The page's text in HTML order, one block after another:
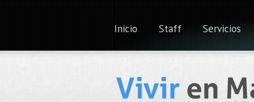
Inicio Staff Servicios